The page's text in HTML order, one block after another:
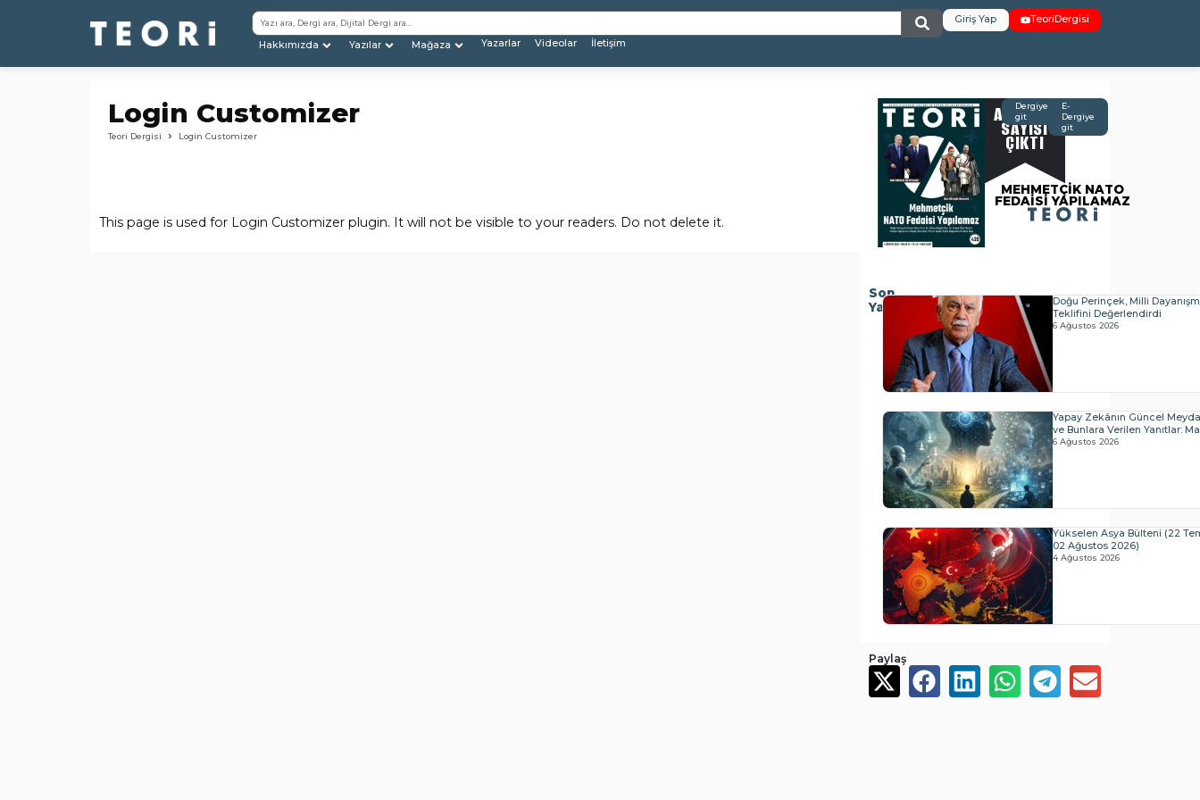
Giriş Yap TeoriDergisi
Hakkımızda Yazılar Mağaza Yazarlar Videolar İletişim
Login Customizer
Teori Dergisi Login Customizer
This page is used for Login Customizer plugin. It will not be visible to your readers. Do not delete it.
AĞUSTOS
SAYISI
ÇIKTI
MEHMETÇİK NATO
FEDAİSİ YAPILAMAZ
Dergiye
git
E-
Dergiye
git
Son
Yazılar
Doğu Perinçek, Milli
Teklifini Değerlendirdi
6 Ağustos 2026
Yapay Zekânın Güncel
ve Bunlara Verilen Yanıtlar:
6 Ağustos 2026
Yükselen Asya Bülteni (22
02 Ağustos 2026)
4 Ağustos 2026
Paylaş